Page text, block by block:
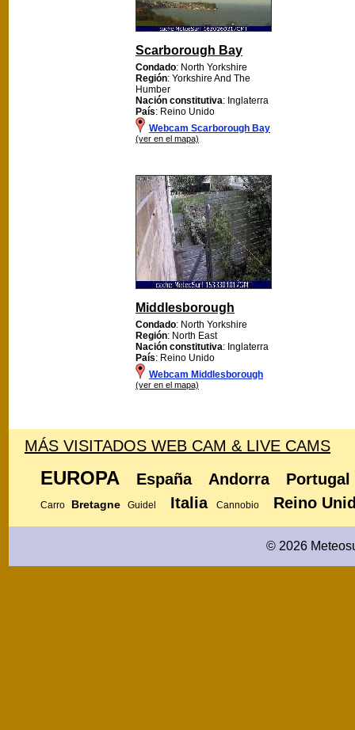
Scarborough Bay
Condado: North Yorkshire
Región: Yorkshire And The
Humber
Nación constitutiva: Inglaterra
País: Reino Unido
Webcam Scarborough Bay
(ver en el mapa)
Middlesborough
Condado: North Yorkshire
Región: North East
Nación constitutiva: Inglaterra
País: Reino Unido
Webcam Middlesborough
(ver en el mapa)
MÁS VISITADOS WEB CAM & LIVE CAMS
EUROPA España Andorra Portugal
Carro Bretagne Guidel Italia Cannobio Reino
© 2026